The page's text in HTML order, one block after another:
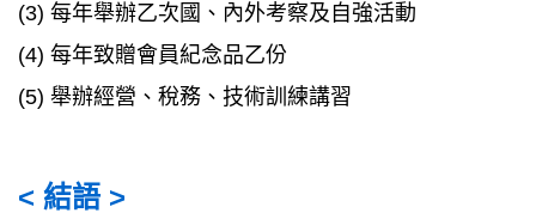
(3) 每年舉辦乙次國、內外考察及自強活動
(4) 每年致贈會員紀念品乙份
(5) 舉辦經營、稅務、技術訓練講習
< 結語 >